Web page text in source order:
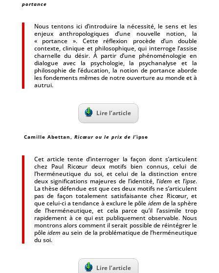
portance
Nous tentons ici d’introduire la nécessité, le sens et les
enjeux anthropologiques d’une nouvelle notion, la
« portance ». Cette réflexion procède d’un double
contexte, clinique et philosophique, qui interroge l’assise
charnelle du désir. À partir d’une phénoménologie en
dialogue avec la psychologie, la psychanalyse et la
philosophie de l’éducation, la notion de portance aborde
les fondements mêmes de notre ouverture au monde et à
autrui.
Lire l’article
Camille Abettan, Ricœur ou le prix de l’ipse
Cet article tente d’interroger la façon dont s’articulent
chez Paul Ricœur deux motifs bien connus, celui de
l’herméneutique du soi, et celui de la distinction entre
deux significations majeures de l’identité, l’idem et l’ipse.
La thèse défendue est que ces deux motifs ne s’articulent
pas de façon totalement satisfaisante chez Ricœur, et
que celui-ci a tendance à exclure le pôle idem de la sphère
de l’herméneutique, et cela parce qu’il l’assimile trop
rapidement à ce qui est publiquement observable. Nous
montrons alors comment il serait possible de réintégrer le
pôleidem au sein de la problématique de l’herméneutique
du soi.
Lire l’article